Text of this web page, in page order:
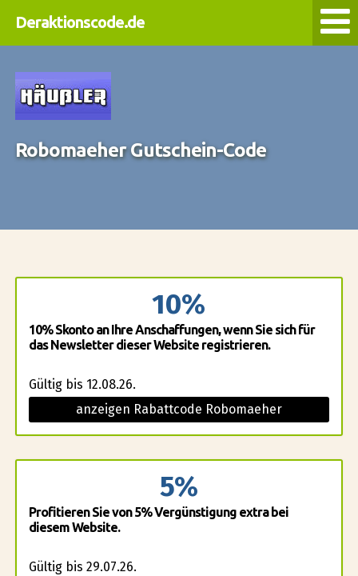
Deraktionscode.de
Robomaeher Gutschein-Code
10%
10% Skonto an Ihre Anschaffungen, wenn Sie sich für
das Newsletter dieser Website registrieren.
Gültig bis 12.08.26.
anzeigen Rabattcode Robomaeher
5%
Profitieren Sie von 5% Vergünstigung extra bei
diesem Website.
Gültig bis 29.07.26.